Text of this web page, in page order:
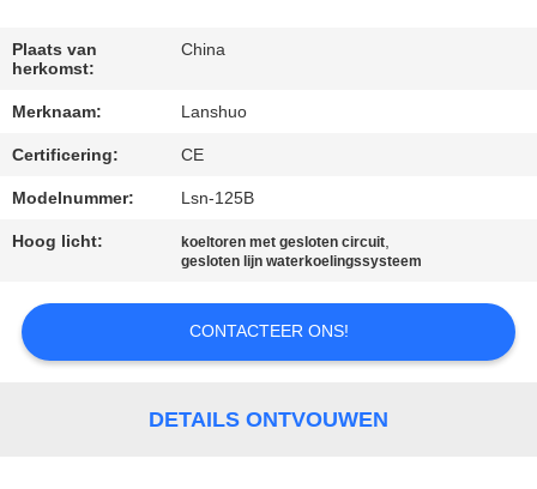
VERZOEK
OM EEN
CITAAT
SITEMAP
Plaats van
herkomst:
China
Merknaam: Lanshuo
Certificering: CE
Modelnummer: Lsn-125B
Hoog licht: koeltoren met gesloten circuit,
gesloten lijn waterkoelingssysteem
CONTACTEER ONS!
DETAILS ONTVOUWEN